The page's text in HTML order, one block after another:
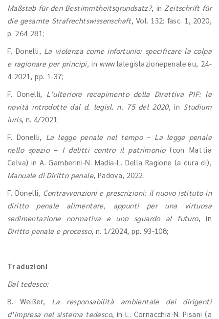
Maßstab für den Bestimmtheitsgrundsatz?, in Zeitschrift für
die gesamte Strafrechtswissenschaft, Vol. 132: fasc. 1, 2020,
p. 264-281;
F. Donelli, La violenza come infortunio: specificare la colpa
e ragionare per principi, in www.lalegislazionepenale.eu, 24-
4-2021, pp. 1-37;
F. Donelli, L’ulteriore recepimento della Direttiva PIF: le
novità introdotte dal d. legisl. n. 75 del 2020, in Studium
iuris, n. 4/2021;
F. Donelli, La legge penale nel tempo– La legge penale
nello spazio– I delitti contro il patrimonio(con Mattia
Celva) in A. Gamberini-N. Madia-L. Della Ragione (a cura di),
Manuale di Diritto penale, Padova, 2022;
F. Donelli, Contravvenzioni e prescrizioni: il nuovo istituto in
diritto penale alimentare, appunti per una virtuosa
sedimentazione normativa e uno sguardo al futuro, in
Diritto penale e processo, n. 1/2024, pp. 93-108;
Traduzioni
Dal tedesco:
B. Weißer, La responsabilità ambientale dei dirigenti
d’impresa nel sistema tedesco, in L. Cornacchia-N. Pisani (a